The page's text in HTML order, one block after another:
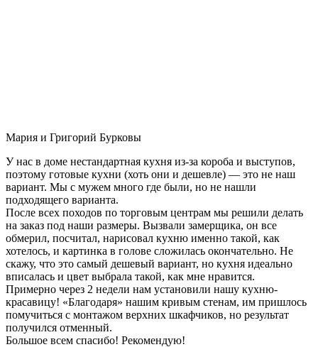
Мария и Григорий Бурковы
У нас в доме нестандартная кухня из-за короба и выступов,
поэтому готовые кухни (хоть они и дешевле) — это не наш
вариант. Мы с мужем много где были, но не нашли
подходящего варианта.
После всех походов по торговым центрам мы решили делать
на заказ под наши размеры. Вызвали замерщика, он все
обмерил, посчитал, нарисовал кухню именно такой, как
хотелось, и картинка в голове сложилась окончательно. Не
скажу, что это самый дешевый вариант, но кухня идеально
вписалась и цвет выбрала такой, как мне нравится.
Примерно через 2 недели нам установили нашу кухню-
красавицу! «Благодаря» нашим кривым стенам, им пришлось
помучиться с монтажом верхних шкафчиков, но результат
получился отменный.
Большое всем спасибо! Рекомендую!